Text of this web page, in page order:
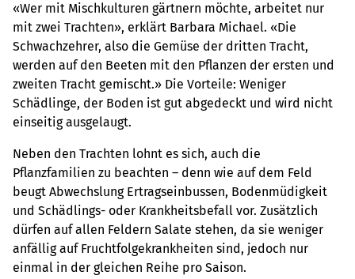
«Wer mit Mischkulturen gärtnern möchte, arbeitet nur
mit zwei Trachten», erklärt Barbara Michael. «Die
Schwachzehrer, also die Gemüse der dritten Tracht,
werden auf den Beeten mit den Pflanzen der ersten und
zweiten Tracht gemischt.» Die Vorteile: Weniger
Schädlinge, der Boden ist gut abgedeckt und wird nicht
einseitig ausgelaugt.
Neben den Trachten lohnt es sich, auch die
Pflanzfamilien zu beachten – denn wie auf dem Feld
beugt Abwechslung Ertragseinbussen, Bodenmüdigkeit
und Schädlings- oder Krankheitsbefall vor. Zusätzlich
dürfen auf allen Feldern Salate stehen, da sie weniger
anfällig auf Fruchtfolgekrankheiten sind, jedoch nur
einmal in der gleichen Reihe pro Saison.